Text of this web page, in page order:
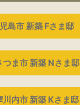
島市 新築 Fさま邸
つま市 新築 Nさま邸
川内市 新築 Kさま邸